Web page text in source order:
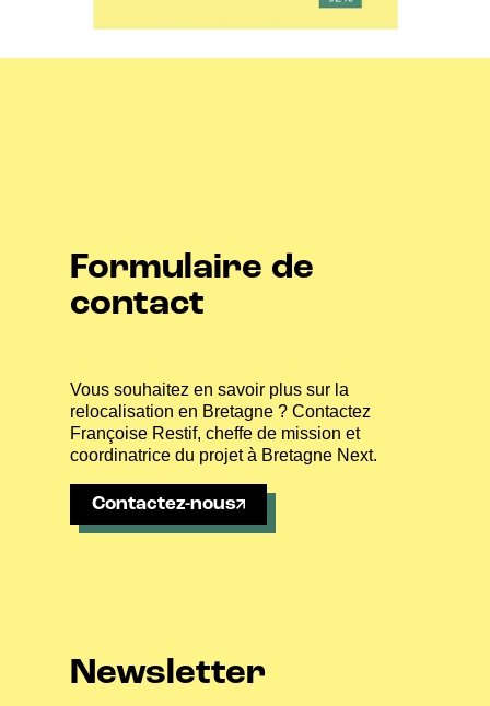
Formulaire de
contact
Newsletter
Vous souhaitez en savoir plus sur la
relocalisation en Bretagne ? Contactez
Françoise Restif, cheffe de mission et
coordinatrice du projet à Bretagne Next.
Contactez-nous